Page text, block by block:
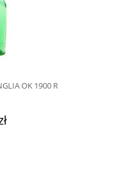
OK 1900 R